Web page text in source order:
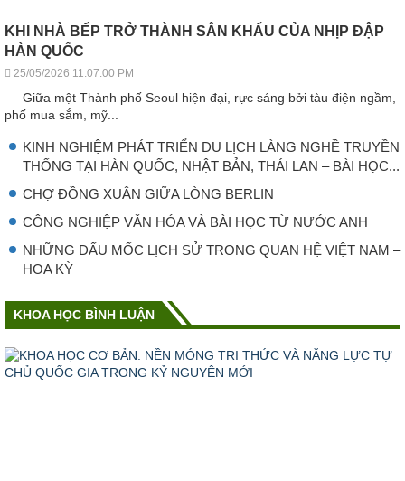
KHI NHÀ BẾP TRỞ THÀNH SÂN KHẤU CỦA NHỊP ĐẬP
HÀN QUỐC
25/05/2026 11:07:00 PM
Giữa một Thành phố Seoul hiện đại, rực sáng bởi tàu điện ngầm,
phố mua sắm, mỹ...
KINH NGHIỆM PHÁT TRIỂN DU LỊCH LÀNG NGHỀ TRUYỀN
THỐNG TẠI HÀN QUỐC, NHẬT BẢN, THÁI LAN – BÀI HỌC...
CHỢ ĐỒNG XUÂN GIỮA LÒNG BERLIN
CÔNG NGHIỆP VǍN HÓA VÀ BÀI HỌC TỪ NƯỚC ANH
NHỮNG DẤU MỐC LỊCH SỬ TRONG QUAN HỆ VIỆT NAM –
HOA KỲ
KHOA HỌC BÌNH LUẬN